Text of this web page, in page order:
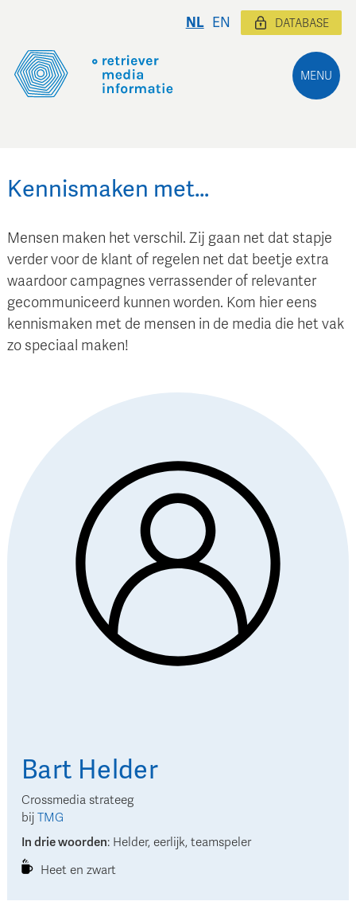
MENU
NL EN DATABASE
Kennismaken met…
Mensen maken het verschil. Zij gaan net dat stapje
verder voor de klant of regelen net dat beetje extra
waardoor campagnes verrassender of relevanter
gecommuniceerd kunnen worden. Kom hier eens
kennismaken met de mensen in de media die het vak
zo speciaal maken!
Bart Helder
Crossmedia strateeg
bij TMG
In drie woorden: Helder, eerlijk, teamspeler
Heet en zwart